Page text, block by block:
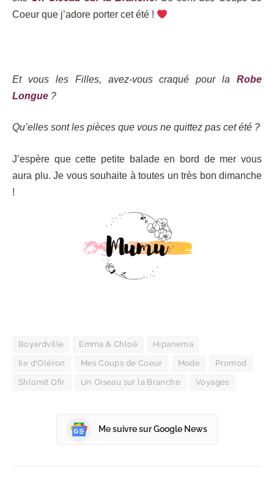
Coeur que j’adore porter cet été !
Et vous les Filles, avez-vous craqué pour la Robe
Longue ?
Qu’elles sont les pièces que vous ne quittez pas cet été ?
J’espère que cette petite balade en bord de mer vous
aura plu. Je vous souhaite à toutes un très bon dimanche
!
Boyardville Emma & Chloé Hipanema
Ile d'Oléron Mes Coups de Coeur Mode Promod
Shlomit Ofir Un Oiseau sur la Branche Voyages
Me suivre sur Google News